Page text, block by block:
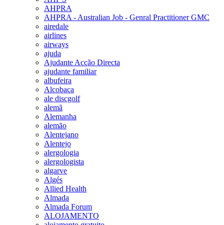
AHPRA
AHPRA - Australian Job - Genral Practitioner GMC
airedale
airlines
airways
ajuda
Ajudante Acção Directa
ajudante familiar
albufeira
Alcobaça
ale discgolf
alemã
Alemanha
alemão
Alentejano
Alentejo
alergologia
alergologista
algarve
Algés
Allied Health
Almada
Almada Forum
ALOJAMENTO